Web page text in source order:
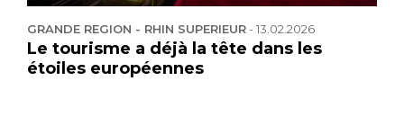
GRANDE REGION - RHIN SUPERIEUR-13.02.2026
Le tourisme a déjà la tête dans les
étoiles européennes